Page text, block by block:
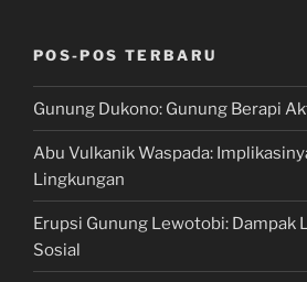
POS-POS TERBARU
Gunung Dukono: Gunung Berapi
Abu Vulkanik Waspada:
Lingkungan
Erupsi Gunung Lewotobi: Dampak
Sosial